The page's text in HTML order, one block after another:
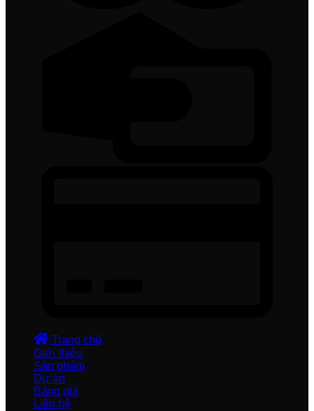
Trang chủ
Giới thiệu
Sản phẩm
Dự án
Bảng giá
Liên hệ